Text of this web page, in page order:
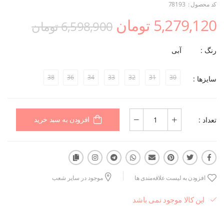
کد محصول : 78193
5,279,120 تومان 6,598,900 تومان
رنگ : آبی
سایزها : 30
31
32
33
34
36
38
تعداد : افزودن به سبد خرید
افزودن به لیست علاقه‌مندی ها موجود در سایر شعب
این کالا موجود نمی باشد